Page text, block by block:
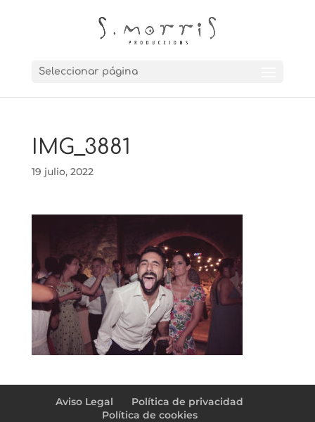
Seleccionar página
IMG_3881
19 julio, 2022
Aviso Legal
Política de privacidad
Política de cookies